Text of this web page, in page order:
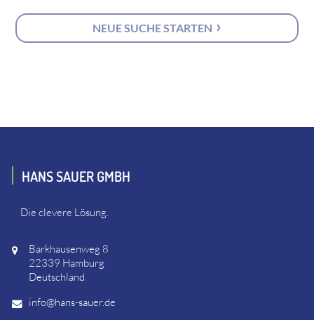
NEUE SUCHE STARTEN
HANS SAUER GMBH
Die clevere Lösung.
Barkhausenweg 8
22339 Hamburg
Deutschland
info@hans-sauer.de